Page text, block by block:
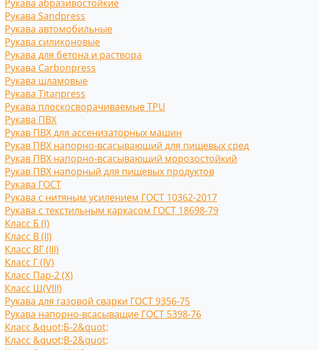
Рукава абразивостойкие
Рукава Sandpress
Рукава автомобильные
Рукава силиконовые
Рукава для бетона и раствора
Рукава Carbonpress
Рукава шламовые
Рукава Titanpress
Рукава плоскосворачиваемые TPU
Рукава ПВХ
Рукав ПВХ для ассенизаторных машин
Рукав ПВХ напорно-всасывающий для пищевых сред
Рукав ПВХ напорно-всасывающий морозостойкий
Рукав ПВХ напорный для пищевых продуктов
Рукава ГОСТ
Рукава с нитяным усилением ГОСТ 10362-2017
Рукава с текстильным каркасом ГОСТ 18698-79
Класс Б (I)
Класс В (II)
Класс ВГ (III)
Класс Г (IV)
Класс Пар-2 (X)
Класс Ш(VIII)
Рукава для газовой сварки ГОСТ 9356-75
Рукава напорно-всасыващие ГОСТ 5398-76
Класс &quot;Б-2&quot;
Класс &quot;В-2&quot;